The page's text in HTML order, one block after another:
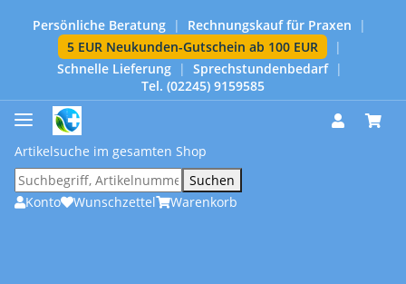
Persönliche Beratung | Rechnungskauf für Praxen
|
5 EUR Neukunden-Gutschein ab 100 EUR
|
Schnelle Lieferung
| Sprechstundenbedarf
|
Tel. (02245) 9159585
Artikelsuche im gesamten Shop
Suchen
Konto
Wunschzettel Warenkorb